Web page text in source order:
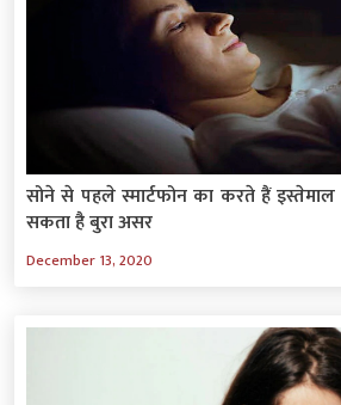
सोने से पहले स्मार्टफोन का करते हैं इस्तेमाल
सकता है बुरा असर
December 13, 2020